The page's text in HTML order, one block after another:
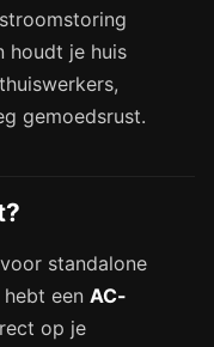
houdt je huis
gemoedsrust.
standalone
een AC-
op je